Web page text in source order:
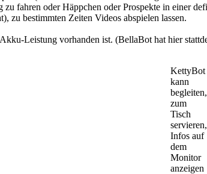
fahren oder Häppchen oder Prospekte in einer
zu bestimmten Zeiten Videos abspielen lassen.
Leistung vorhanden ist. (BellaBot hat hier
KettyBot
kann
begleiten,
zum
Tisch
servieren,
Infos auf
dem
Monitor
anzeigen